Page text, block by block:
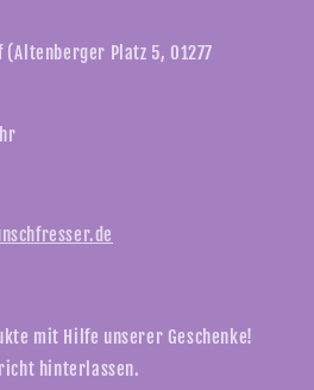
(Altenberger Platz 5, 01277
mit Hilfe unserer Geschenke!
hinterlassen.